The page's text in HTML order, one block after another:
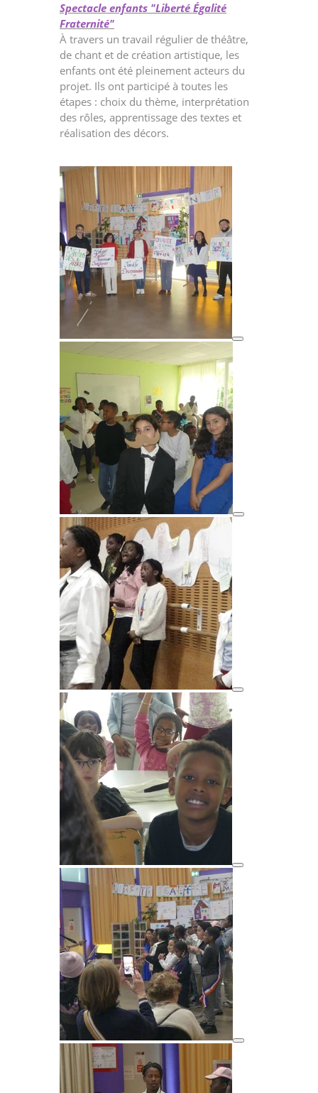
Spectacle enfants "Liberté Égalité
Fraternité"
À travers un travail régulier de théâtre,
de chant et de création artistique, les
enfants ont été pleinement acteurs du
projet. Ils ont participé à toutes les
étapes : choix du thème, interprétation
des rôles, apprentissage des textes et
réalisation des décors.